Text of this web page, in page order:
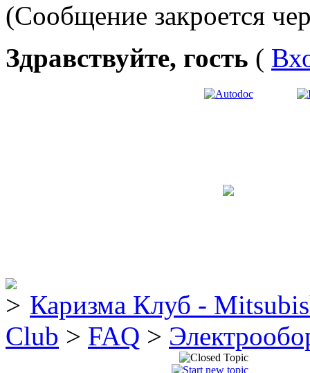
(Сообщение закроется
Здравствуйте, гость (
Каризма Клуб -
Club > FAQ >